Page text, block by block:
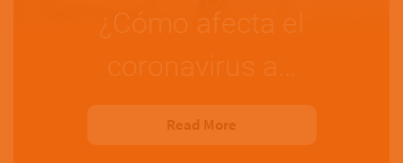
¿Cómo afecta el
coronavirus a…
Read More